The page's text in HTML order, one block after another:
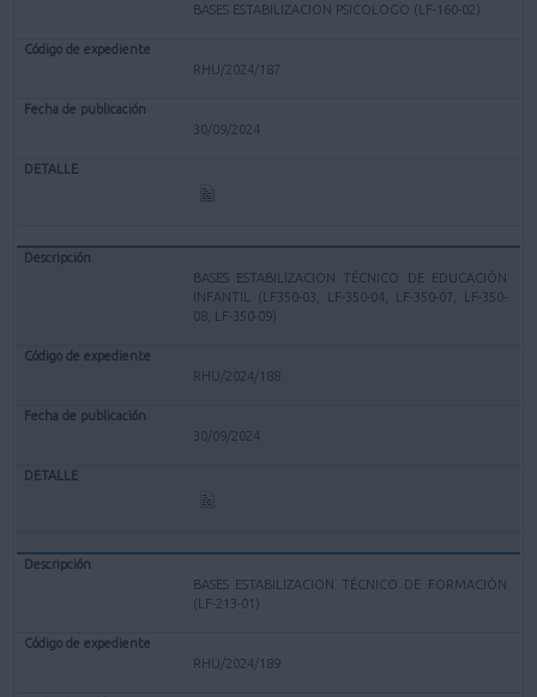
BASES ESTABILIZACION PSICOLOGO (LF-160-02)
RHU/2024/187
30/09/2024
BASES ESTABILIZACION TÉCNICO DE EDUCACIÓN
INFANTIL (LF350-03, LF-350-04, LF-350-07, LF-350-
08, LF-350-09)
RHU/2024/188
30/09/2024
BASES ESTABILIZACION TÉCNICO DE FORMACIÓN
(LF-213-01)
RHU/2024/189